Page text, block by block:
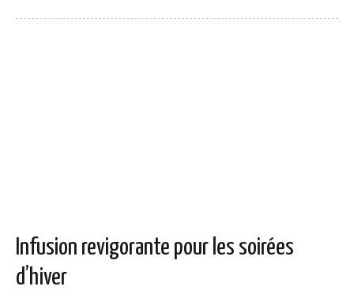
Infusion revigorante pour les soirées
d’hiver